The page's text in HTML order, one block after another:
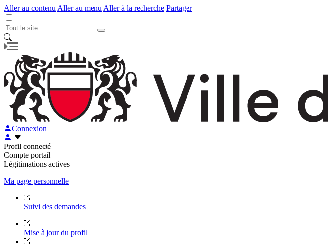
Aller au contenu Aller au menu Aller à la recherche Partager
Connexion
Profil connecté
Compte portail
Légitimations actives
Ma page personnelle
Suivi des demandes
Mise à jour du profil